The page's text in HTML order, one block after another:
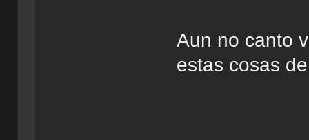
Aun no canto
estas cosas